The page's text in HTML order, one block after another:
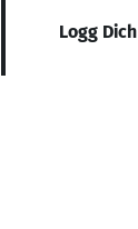
Logg